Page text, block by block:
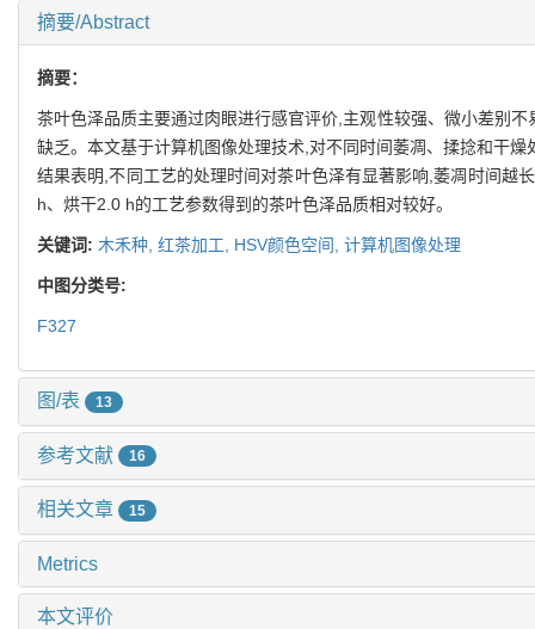
摘要/Abstract
摘要：
茶叶色泽品质主要通过肉眼进行感官评价,主观性较强、微小差别
缺乏。本文基于计算机图像处理技术,对不同时间萎凋、揉捻和干
结果表明,不同工艺的处理时间对茶叶色泽有显著影响,萎凋时间越
h、烘干2.0 h的工艺参数得到的茶叶色泽品质相对较好。
关键词: 木禾种, 红茶加工, HSV颜色空间, 计算机图像处理
中图分类号:
F327
图/表 13
参考文献 16
相关文章 15
Metrics
本文评价